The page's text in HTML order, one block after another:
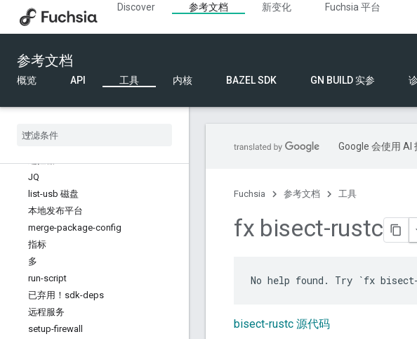
Discover 参考文档 新变化
Fuchsia 平台
参考文档
概览 API 工具 内核 BAZEL SDK GN BUILD 实参
内部 API 命令
内核命令
概览
atomic-commit
build-profile
exec
JQ
list-usb 磁盘
本地发布平台
merge-package-config
指标
多
run-script
已弃用！sdk-deps
远程服务
setup-firewall
Google 会使用 AI
Fuchsia 参考文档 工具
fx bisect-rustc
bisect-rustc 源代码